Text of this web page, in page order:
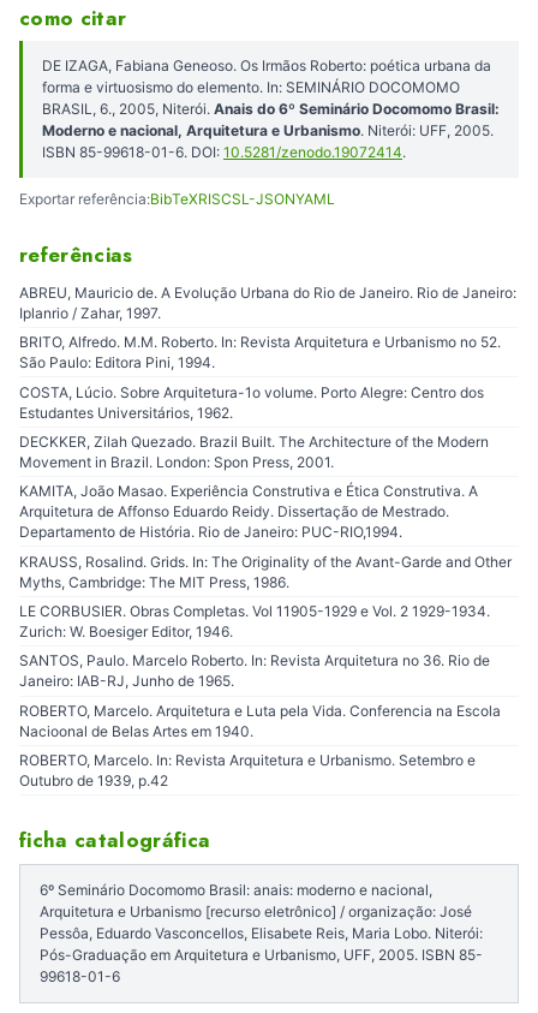
como citar
DE IZAGA, Fabiana Geneoso. Os Irmãos Roberto: poética urbana da
forma e virtuosismo do elemento. In: SEMINÁRIO DOCOMOMO
BRASIL, 6., 2005, Niterói. Anais do 6º Seminário Docomomo Brasil:
Moderno e nacional, Arquitetura e Urbanismo. Niterói: UFF, 2005.
ISBN 85-99618-01-6. DOI: 10.5281/zenodo.19072414.
Exportar referência:BibTeXRISCSL-JSONYAML
referências
ABREU, Mauricio de. A Evolução Urbana do Rio de Janeiro. Rio de Janeiro:
Iplanrio / Zahar, 1997.
BRITO, Alfredo. M.M. Roberto. In: Revista Arquitetura e Urbanismo no 52.
São Paulo: Editora Pini, 1994.
COSTA, Lúcio. Sobre Arquitetura-1o volume. Porto Alegre: Centro dos
Estudantes Universitários, 1962.
DECKKER, Zilah Quezado. Brazil Built. The Architecture of the Modern
Movement in Brazil. London: Spon Press, 2001.
KAMITA, João Masao. Experiência Construtiva e Ética Construtiva. A
Arquitetura de Affonso Eduardo Reidy. Dissertação de Mestrado.
Departamento de História. Rio de Janeiro: PUC-RIO,1994.
KRAUSS, Rosalind. Grids. In: The Originality of the Avant-Garde and Other
Myths, Cambridge: The MIT Press, 1986.
LE CORBUSIER. Obras Completas. Vol 11905-1929 e Vol. 2 1929-1934.
Zurich: W. Boesiger Editor, 1946.
SANTOS, Paulo. Marcelo Roberto. In: Revista Arquitetura no 36. Rio de
Janeiro: IAB-RJ, Junho de 1965.
ROBERTO, Marcelo. Arquitetura e Luta pela Vida. Conferencia na Escola
Nacioonal de Belas Artes em 1940.
ROBERTO, Marcelo. In: Revista Arquitetura e Urbanismo. Setembro e
Outubro de 1939, p.42
ficha catalográfica
6º Seminário Docomomo Brasil: anais: moderno e nacional,
Arquitetura e Urbanismo [recurso eletrônico] / organização: José
Pessôa, Eduardo Vasconcellos, Elisabete Reis, Maria Lobo. Niterói:
Pós-Graduação em Arquitetura e Urbanismo, UFF, 2005. ISBN 85-
99618-01-6